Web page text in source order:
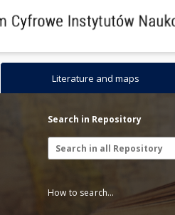
Literature and maps
Search in Repository
How to search...